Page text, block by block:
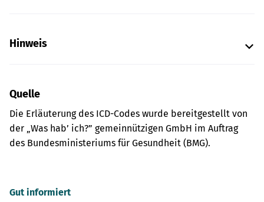
Hinweis
Quelle
Die Erläuterung des ICD-Codes wurde bereitgestellt von
der „Was hab’ ich?” gemeinnützigen GmbH im Auftrag
des Bundesministeriums für Gesundheit (BMG).
Gut informiert